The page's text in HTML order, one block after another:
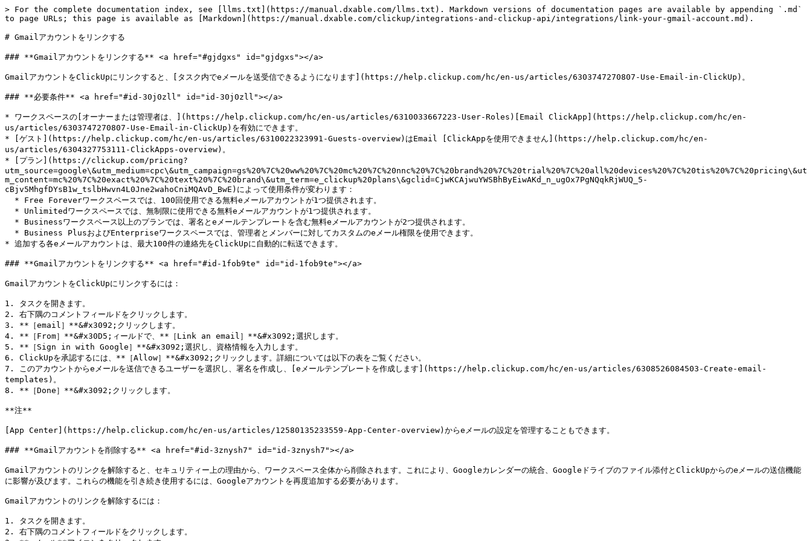
> For the complete documentation index, see [llms.txt](https://manual.dxable.com/llms.txt). Markdown versions of documentation pages are available by appending `.md`
to page URLs; this page is available as [Markdown](https://manual.dxable.com/clickup/integrations-and-clickup-api/integrations/link-your-gmail-account.md).
# Gmailアカウントをリンクする
### **Gmailアカウントをリンクする** <a href="#gjdgxs" id="gjdgxs"></a>
GmailアカウントをClickUpにリンクすると、[タスク内でeメールを送受信できるようになります](https://help.clickup.com/hc/en-us/articles/6303747270807-Use-Email-in-ClickUp)。
### **必要条件** <a href="#id-30j0zll" id="id-30j0zll"></a>
* ワークスペースの[オーナーまたは管理者は、](https://help.clickup.com/hc/en-us/articles/6310033667223-User-Roles)[Email ClickApp](https://help.clickup.com/hc/en-
us/articles/6303747270807-Use-Email-in-ClickUp)を有効にできます。
* [ゲスト](https://help.clickup.com/hc/en-us/articles/6310022323991-Guests-overview)はEmail [ClickAppを使用できません](https://help.clickup.com/hc/en-
us/articles/6304327753111-ClickApps-overview)。
* [プラン](https://clickup.com/pricing?
utm_source=google\&utm_medium=cpc\&utm_campaign=gs%20%7C%20ww%20%7C%20mc%20%7C%20nnc%20%7C%20brand%20%7C%20trial%20%7C%20all%20devices%20%7C%20tis%20%7C%20pricing\&ut
m_content=mc%20%7C%20exact%20%7C%20text%20%7C%20brand\&utm_term=e_clickup%20plans\&gclid=CjwKCAjwuYWSBhByEiwAKd_n_ugOx7PgNQqkRjWUQ_5-
cBjv5MhgfDYsB1w_tslbHwvn4L0Jne2wahoCniMQAvD_BwE)によって使用条件が変わります：
* 追加する各eメールアカウントは、最大100件の連絡先をClickUpに自動的に転送できます。
### **Gmailアカウントをリンクする** <a href="#id-1fob9te" id="id-1fob9te"></a>
GmailアカウントをClickUpにリンクするには：
1. タスクを開きます。
2. 右下隅のコメントフィールドをクリックします。
3. **［email］**&#x3092;クリックします。
4. **［From］**&#x30D5;ィールドで、**［Link an email］**&#x3092;選択します。
5. **［Sign in with Google］**&#x3092;選択し、資格情報を入力します。
6. ClickUpを承認するには、**［Allow］**&#x3092;クリックします。詳細については以下の表をご覧ください。
7. このアカウントからeメールを送信できるユーザーを選択し、署名を作成し、[eメールテンプレートを作成します](https://help.clickup.com/hc/en-us/articles/6308526084503-Create-email-
templates)。
8. **［Done］**&#x3092;クリックします。
**注**
[App Center](https://help.clickup.com/hc/en-us/articles/12580135233559-App-Center-overview)からeメールの設定を管理することもできます。
### **Gmailアカウントを削除する** <a href="#id-3znysh7" id="id-3znysh7"></a>
Gmailアカウントのリンクを解除すると、セキュリティー上の理由から、ワークスペース全体から削除されます。これにより、Googleカレンダーの統合、Googleドライブのファイル添付とClickUpからのeメールの送信機能
に影響が及びます。これらの機能を引き続き使用するには、Googleアカウントを再度追加する必要があります。
Gmailアカウントのリンクを解除するには：
1. タスクを開きます。
2. 右下隅のコメントフィールドをクリックします。